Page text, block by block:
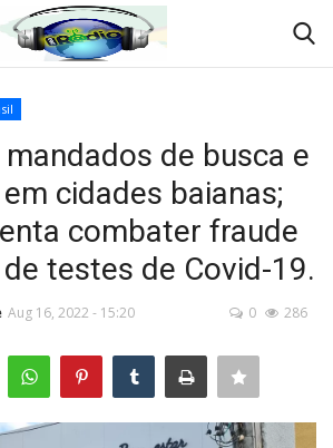
de busca e
cidades baianas;
combater fraude
testes de Covid-19.
Aug 16, 2022 - 15:20 0 286